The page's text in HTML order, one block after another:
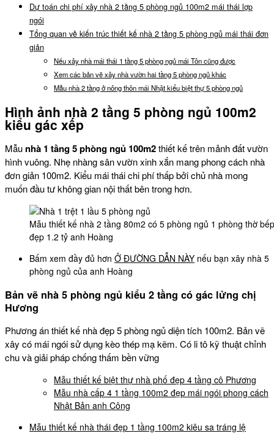
Dự toán chi phí xây nhà 2 tầng 5 phòng ngủ 100m2 mái thái lợp
ngói
Tổng quan về kiến trúc thiết kế nhà 2 tầng 5 phòng ngủ mái thái đơn
giản
Nếu xây nhà mái thái 1 tầng 5 phòng ngủ mái Tôn cũng được
Xem các bản vẽ xây nhà vườn hai tầng 5 phòng ngủ khác
Mẫu nhà 2 tầng ở nông thôn mái Nhật kiểu biệt thự 5 phòng ngủ
Hình ảnh nhà 2 tầng 5 phòng ngủ 100m2
kiểu gác xếp
Mẫu nhà 1 tầng 5 phòng ngủ 100m2thiết kế trên mảnh đất vườn
hình vuông. Nhẹ nhàng sân vườn xinh xắn mang phong cách nhà
đơn giản 100m2. Kiểu mái thái chi phí thấp bởi chủ nhà mong
muốn đầu tư không gian nội thất bên trong hơn.
Mẫu thiết kế nhà 2 tầng 80m2 có 5 phòng ngủ 1 phòng thờ
đẹp 1.2 tỷ anh Hoàng
Bấm xem đầy đủ hơn Ở ĐƯỜNG DẪN NÀY nếu bạn xây nhà 5
phòng ngủ của anh Hoàng
Bản vẽ nhà 5 phòng ngủ kiểu 2 tầng có gác lửng chị
Hương
Phương án thiết kế nhà đẹp 5 phòng ngủ diện tích 100m2. Bản vẽ
xây có mái ngói sử dụng kèo thép mạ kẽm. Có li tô kỹ thuật chỉnh
chu và giải pháp chống thấm bền vững
Mẫu thiết kế biệt thự nhà phố đẹp 4 tầng cô Phương
Mẫu nhà cấp 4 1 tầng 100m2 đẹp mái ngói phong cách
Nhật Bản anh Công
Mẫu thiết kế nhà thái đẹp 1 tầng 100m2 kiêu sa tráng lệ